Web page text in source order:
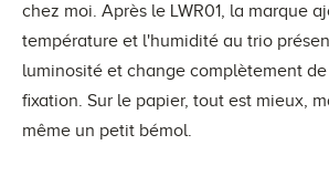
chez moi. Après le LWR01, la marque
température et l'humidité au trio
luminosité et change complètement
fixation. Sur le papier, tout est mieux,
même un petit bémol.